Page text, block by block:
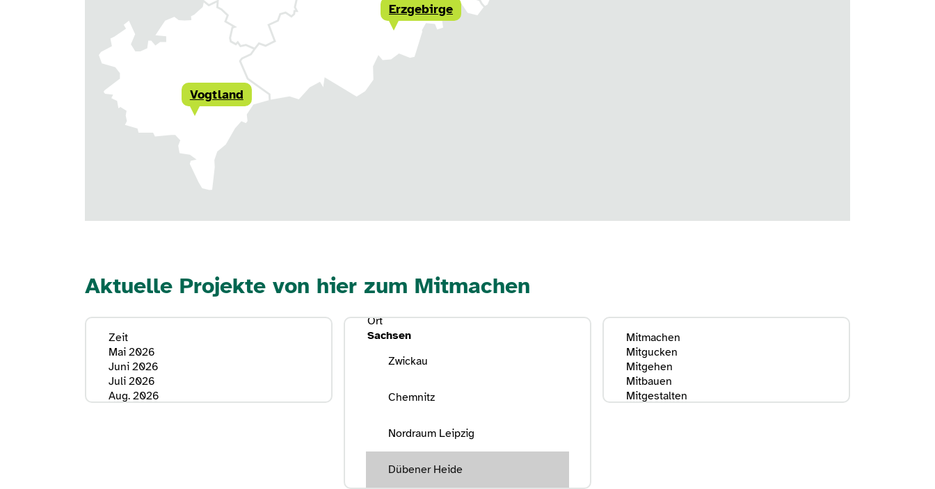
Erzgebirge
Vogtland
Aktuelle Projekte von hier zum Mitmachen